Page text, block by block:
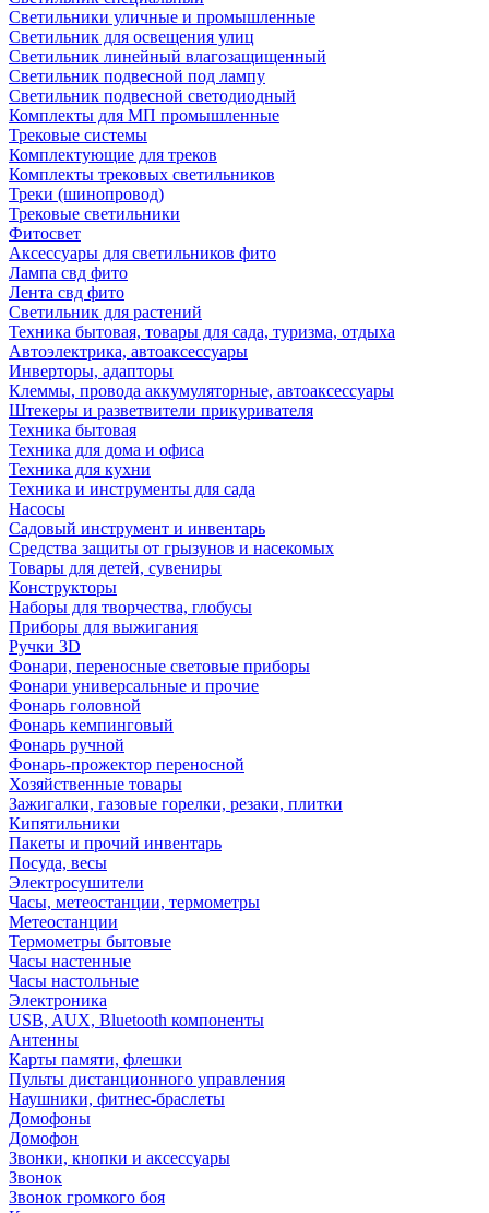
Светильники уличные и промышленные
Светильник для освещения улиц
Светильник линейный влагозащищенный
Светильник подвесной под лампу
Светильник подвесной светодиодный
Комплекты для МП промышленные
Трековые системы
Комплектующие для треков
Комплекты трековых светильников
Треки (шинопровод)
Трековые светильники
Фитосвет
Аксессуары для светильников фито
Лампа свд фито
Лента свд фито
Светильник для растений
Техника бытовая, товары для сада, туризма, отдыха
Автоэлектрика, автоаксессуары
Инверторы, адапторы
Клеммы, провода аккумуляторные, автоаксессуары
Штекеры и разветвители прикуривателя
Техника бытовая
Техника для дома и офиса
Техника для кухни
Техника и инструменты для сада
Насосы
Садовый инструмент и инвентарь
Средства защиты от грызунов и насекомых
Товары для детей, сувениры
Конструкторы
Наборы для творчества, глобусы
Приборы для выжигания
Ручки 3D
Фонари, переносные световые приборы
Фонари универсальные и прочие
Фонарь головной
Фонарь кемпинговый
Фонарь ручной
Фонарь-прожектор переносной
Хозяйственные товары
Зажигалки, газовые горелки, резаки, плитки
Кипятильники
Пакеты и прочий инвентарь
Посуда, весы
Электросушители
Часы, метеостанции, термометры
Метеостанции
Термометры бытовые
Часы настенные
Часы настольные
Электроника
USB, AUX, Bluetooth компоненты
Антенны
Карты памяти, флешки
Пульты дистанционного управления
Наушники, фитнес-браслеты
Домофоны
Домофон
Звонки, кнопки и аксессуары
Звонок
Звонок громкого боя